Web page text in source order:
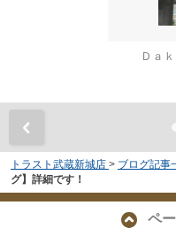
Ｄａ
トラスト武蔵新城店 > ブログ記事
グ】詳細です！
ペ